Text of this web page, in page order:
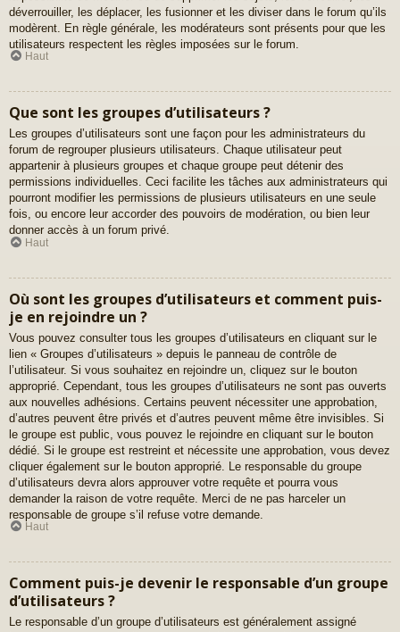
déverrouiller, les déplacer, les fusionner et les diviser dans le forum qu’ils
modèrent. En règle générale, les modérateurs sont présents pour que les
utilisateurs respectent les règles imposées sur le forum.
Haut
Que sont les groupes d’utilisateurs ?
Les groupes d’utilisateurs sont une façon pour les administrateurs du
forum de regrouper plusieurs utilisateurs. Chaque utilisateur peut
appartenir à plusieurs groupes et chaque groupe peut détenir des
permissions individuelles. Ceci facilite les tâches aux administrateurs qui
pourront modifier les permissions de plusieurs utilisateurs en une seule
fois, ou encore leur accorder des pouvoirs de modération, ou bien leur
donner accès à un forum privé.
Haut
Où sont les groupes d’utilisateurs et comment puis-
je en rejoindre un ?
Vous pouvez consulter tous les groupes d’utilisateurs en cliquant sur le
lien « Groupes d’utilisateurs » depuis le panneau de contrôle de
l’utilisateur. Si vous souhaitez en rejoindre un, cliquez sur le bouton
approprié. Cependant, tous les groupes d’utilisateurs ne sont pas ouverts
aux nouvelles adhésions. Certains peuvent nécessiter une approbation,
d’autres peuvent être privés et d’autres peuvent même être invisibles. Si
le groupe est public, vous pouvez le rejoindre en cliquant sur le bouton
dédié. Si le groupe est restreint et nécessite une approbation, vous devez
cliquer également sur le bouton approprié. Le responsable du groupe
d’utilisateurs devra alors approuver votre requête et pourra vous
demander la raison de votre requête. Merci de ne pas harceler un
responsable de groupe s’il refuse votre demande.
Haut
Comment puis-je devenir le responsable d’un groupe
d’utilisateurs ?
Le responsable d’un groupe d’utilisateurs est généralement assigné